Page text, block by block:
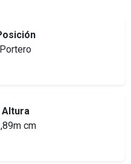
Portero
Altura
cm